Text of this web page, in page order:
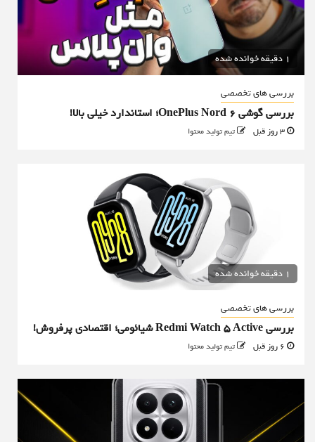
1 دقیقه خوانده شده
بررسی های تخصصی
بررسی گوشی OnePlus Nord 6؛ استاندارد خیلی بالا!
تیم تولید محتوا
1 دقیقه خوانده شده
بررسی های تخصصی
بررسی Redmi Watch 5 Active شیائومی؛ اقتصادی پرفروش!
تیم تولید محتوا